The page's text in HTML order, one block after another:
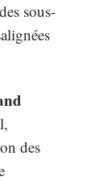
sous-
des